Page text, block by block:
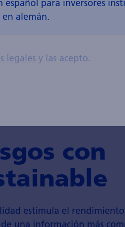
con
estimula el
una información más
español para inversores
alemán.
legales y las acepto.